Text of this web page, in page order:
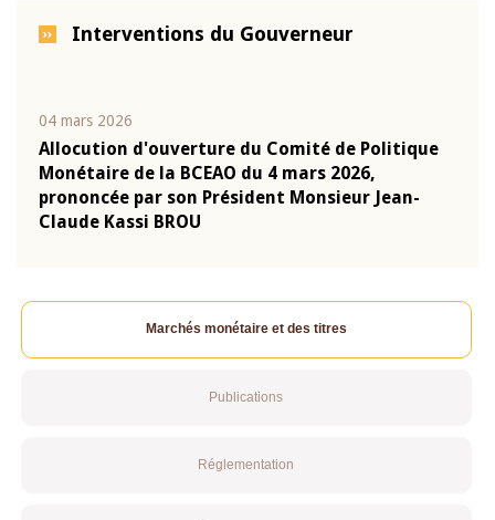
Interventions du Gouverneur
04 mars 2026
Allocution d'ouverture du Comité de Politique
Monétaire de la BCEAO du 4 mars 2026,
prononcée par son Président Monsieur Jean-
Claude Kassi BROU
Marchés monétaire et des titres
Publications
Réglementation